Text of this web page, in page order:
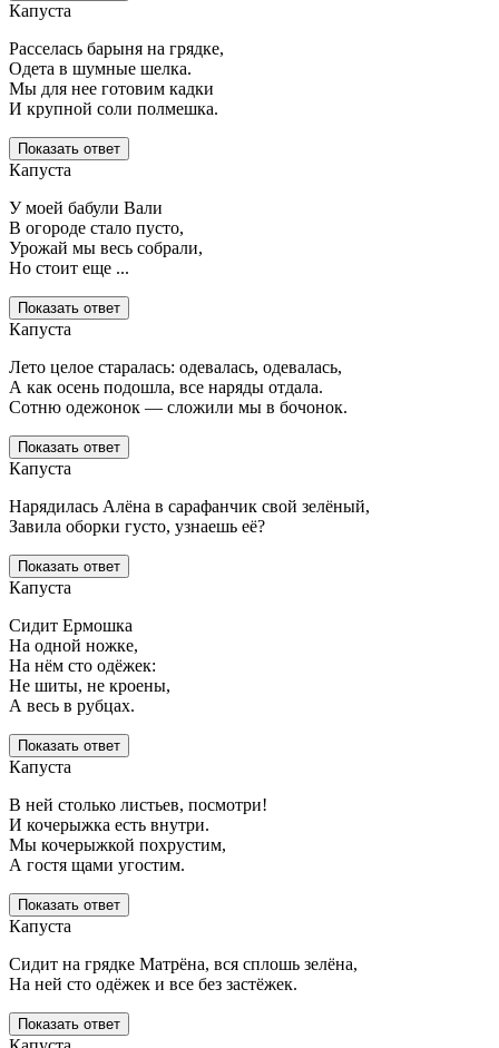
Капуста
Расселась барыня на грядке,
Одета в шумные шелка.
Мы для нее готовим кадки
И крупной соли полмешка.
Показать ответ
Капуста
У моей бабули Вали
В огороде стало пусто,
Урожай мы весь собрали,
Но стоит еще ...
Показать ответ
Капуста
Лето целое старалась: одевалась, одевалась,
А как осень подошла, все наряды отдала.
Сотню одежонок — сложили мы в бочонок.
Показать ответ
Капуста
Нарядилась Алёна в сарафанчик свой зелёный,
Завила оборки густо, узнаешь её?
Показать ответ
Капуста
Сидит Ермошка
На одной ножке,
На нём сто одёжек:
Не шиты, не кроены,
А весь в рубцах.
Показать ответ
Капуста
В ней столько листьев, посмотри!
И кочерыжка есть внутри.
Мы кочерыжкой похрустим,
А гостя щами угостим.
Показать ответ
Капуста
Сидит на грядке Матрёна, вся сплошь зелёна,
На ней сто одёжек и все без застёжек.
Показать ответ